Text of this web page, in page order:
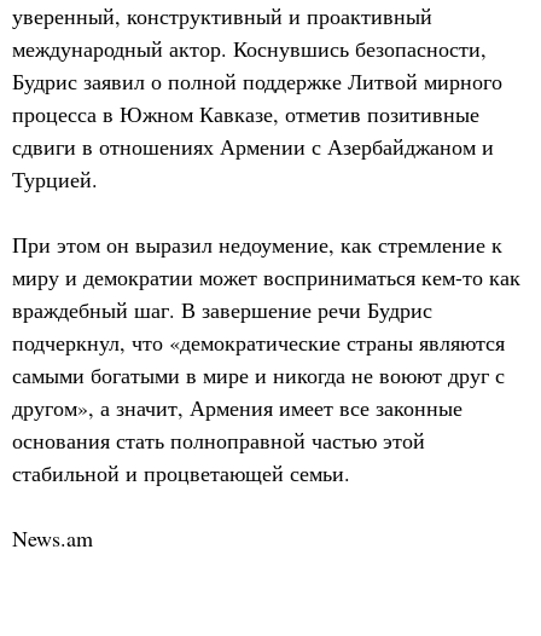
уверенный, конструктивный и проактивный
международный актор. Коснувшись безопасности,
Будрис заявил о полной поддержке Литвой мирного
процесса в Южном Кавказе, отметив позитивные
сдвиги в отношениях Армении с Азербайджаном и
Турцией.
При этом он выразил недоумение, как стремление к
миру и демократии может восприниматься кем-то как
враждебный шаг. В завершение речи Будрис
подчеркнул, что «демократические страны являются
самыми богатыми в мире и никогда не воюют друг с
другом», а значит, Армения имеет все законные
основания стать полноправной частью этой
стабильной и процветающей семьи.
News.am